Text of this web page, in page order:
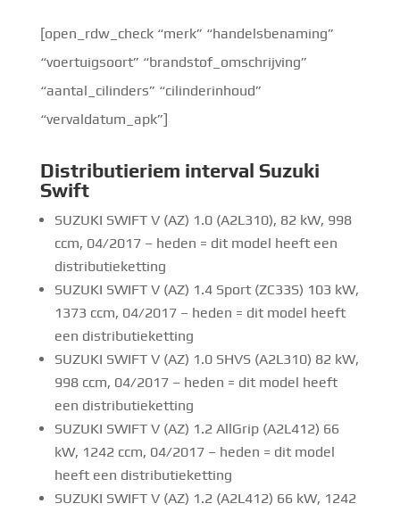
[open_rdw_check “merk” “handelsbenaming”
“voertuigsoort” “brandstof_omschrijving”
“aantal_cilinders” “cilinderinhoud”
“vervaldatum_apk”]
Distributieriem interval Suzuki
Swift
SUZUKI SWIFT V (AZ) 1.0 (A2L310), 82 kW, 998
ccm, 04/2017 – heden = dit model heeft een
distributieketting
SUZUKI SWIFT V (AZ) 1.4 Sport (ZC33S) 103 kW,
1373 ccm, 04/2017 – heden = dit model heeft
een distributieketting
SUZUKI SWIFT V (AZ) 1.0 SHVS (A2L310) 82 kW,
998 ccm, 04/2017 – heden = dit model heeft
een distributieketting
SUZUKI SWIFT V (AZ) 1.2 AllGrip (A2L412) 66
kW, 1242 ccm, 04/2017 – heden = dit model
heeft een distributieketting
SUZUKI SWIFT V (AZ) 1.2 (A2L412) 66 kW, 1242